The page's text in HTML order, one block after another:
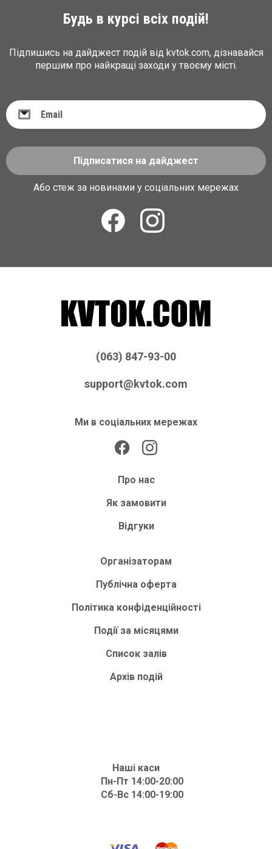
Будь в курсі всіх подій!
Підпишись на дайджест подій від kvtok.com, дізнавайся
першим про найкращі заходи у твоєму місті.
Підписатися на дайджест
Або стеж за новинами у соціальних мережах
(063) 847-93-00
support@kvtok.com
Ми в соціальних мережах
Про нас
Як замовити
Відгуки
Організаторам
Публічна оферта
Політика конфіденційності
Події за місяцями
Список залів
Архів подій
Наші каси
Пн-Пт 14:00-20:00
Сб-Вс 14:00-19:00